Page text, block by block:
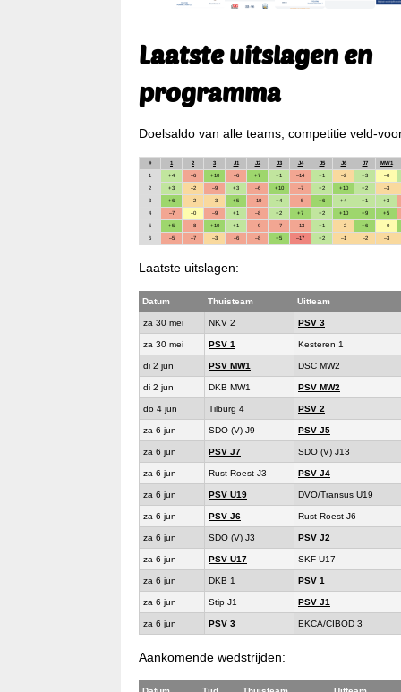
Laatste uitslagen en
programma
Doelsaldo van alle teams, competitie veld-
# 1 2 3 J1 J2 J3 J4 J5 J6 J7 MW1
1 +4 –6 +10 –6 +7 +1 –14 +1 –2 +3 –0
2 +3 –2 –9 +3 –6 +10 –7 +2 +10 +2 –3
3 +6 –2 –3 +5 –10 +4 –5 +6 +4 +1 +3
4 –7 –0 –9 +1 –8 +2 +7 +2 +10 +9 +5
5 +5 –8 +10 +1 –9 –7 –13 +1 –2 +6 –0
6 –5 –7 –3 –6 –8 +5 –17 +2 –1 –2 –3
Laatste uitslagen:
Datum Thuisteam Uitteam
za 30 mei NKV 2 PSV 3
za 30 mei PSV 1 Kesteren 1
di 2 jun PSV MW1 DSC MW2
di 2 jun DKB MW1 PSV MW2
do 4 jun Tilburg 4 PSV 2
za 6 jun SDO (V) J9 PSV J5
za 6 jun PSV J7 SDO (V) J13
za 6 jun Rust Roest J3 PSV J4
za 6 jun PSV U19 DVO/Transus U19
za 6 jun PSV J6 Rust Roest J6
za 6 jun SDO (V) J3 PSV J2
za 6 jun PSV U17 SKF U17
za 6 jun DKB 1 PSV 1
za 6 jun Stip J1 PSV J1
za 6 jun PSV 3 EKCA/CIBOD 3
Aankomende wedstrijden: